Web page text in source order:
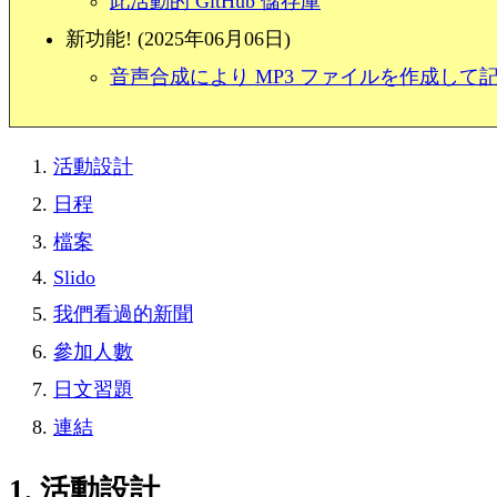
新功能! (2025年06月06日)
音声合成により MP3 ファイルを作成して
活動設計
日程
檔案
Slido
我們看過的新聞
參加人數
日文習題
連結